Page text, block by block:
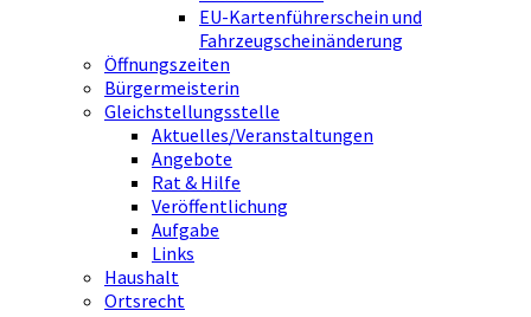
EU-Kartenführerschein und
Fahrzeugscheinänderung
Öffnungszeiten
Bürgermeisterin
Gleichstellungsstelle
Aktuelles/Veranstaltungen
Angebote
Rat & Hilfe
Veröffentlichung
Aufgabe
Links
Haushalt
Ortsrecht